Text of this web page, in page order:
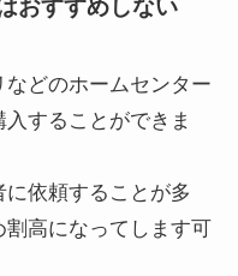
おすすめしない
どのホームセンター
することができま
依頼することが多
割高になってします可